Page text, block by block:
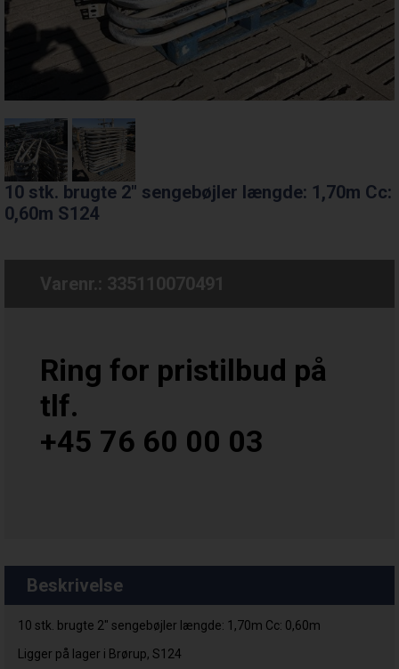
10 stk. brugte 2" sengebøjler længde: 1,70m Cc:
0,60m S124
Varenr.: 335110070491
Ring for pristilbud på
tlf.
+45 76 60 00 03
Beskrivelse
10 stk. brugte 2" sengebøjler længde: 1,70m Cc: 0,60m
Ligger på lager i Brørup, S124